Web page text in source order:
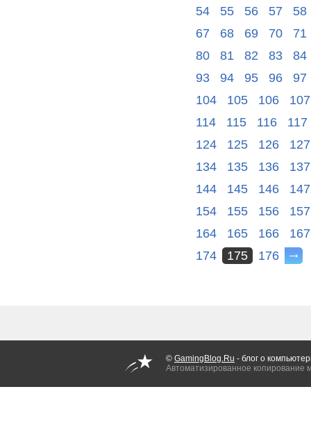
54
55 56 57
58
67
68 69 70
71
80
81 82 83
84
93
94 95 96
97
104
105 106
107
114
115 116
117
124
125 126
127
134
135 136
137
144
145 146
147
154
155 156
157
164
165 166
167
174
175 176
© GamingBlog.Ru - блог о
Автоматизированное копирование